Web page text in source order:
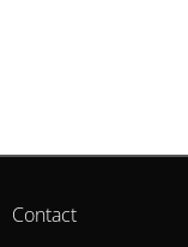
Contact